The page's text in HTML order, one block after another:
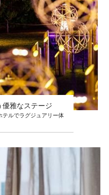
優雅なステージ
テルでラグジュアリー体